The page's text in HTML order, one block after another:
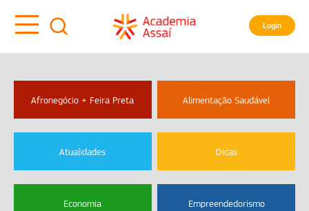
Login
Afronegócio + Feira Preta Alimentação Saudável
Atualidades Dicas
Economia Empreendedorismo